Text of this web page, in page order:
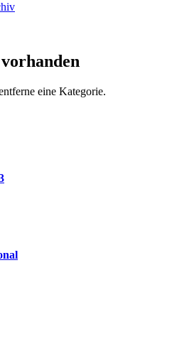
eine Kategorie.